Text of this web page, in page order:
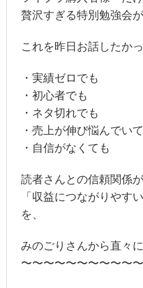
贅沢すぎる特別勉強会
これを昨日お話したか
・実績ゼロでも
・初心者でも
・ネタ切れでも
・売上が伸び悩んでい
・自信がなくても
読者さんとの信頼関係
「収益につながりやす
を、
みのごりさんから直々に
〜〜〜〜〜〜〜〜〜〜